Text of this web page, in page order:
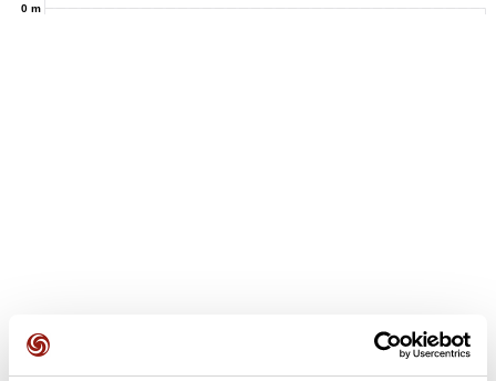
0 m